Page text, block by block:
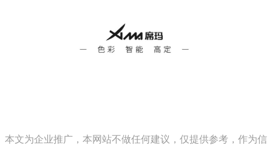
本文为企业推广，本网站不做任何建议，仅提供参考，作为信